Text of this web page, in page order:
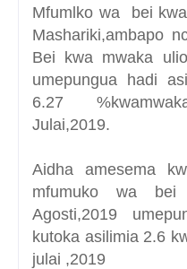
Mfumlko wa bei
Mashariki,ambapo
Bei kwa mwaka
umepungua hadi
6.27
Julai,2019.
Aidha amesema
mfumuko wa bei
Agosti,2019
kutoka asilimia 2.6
julai ,2019